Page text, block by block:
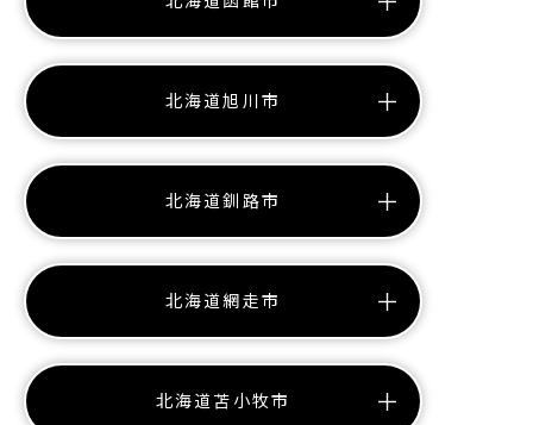
北海道旭川市
北海道釧路市
北海道網走市
北海道苫小牧市